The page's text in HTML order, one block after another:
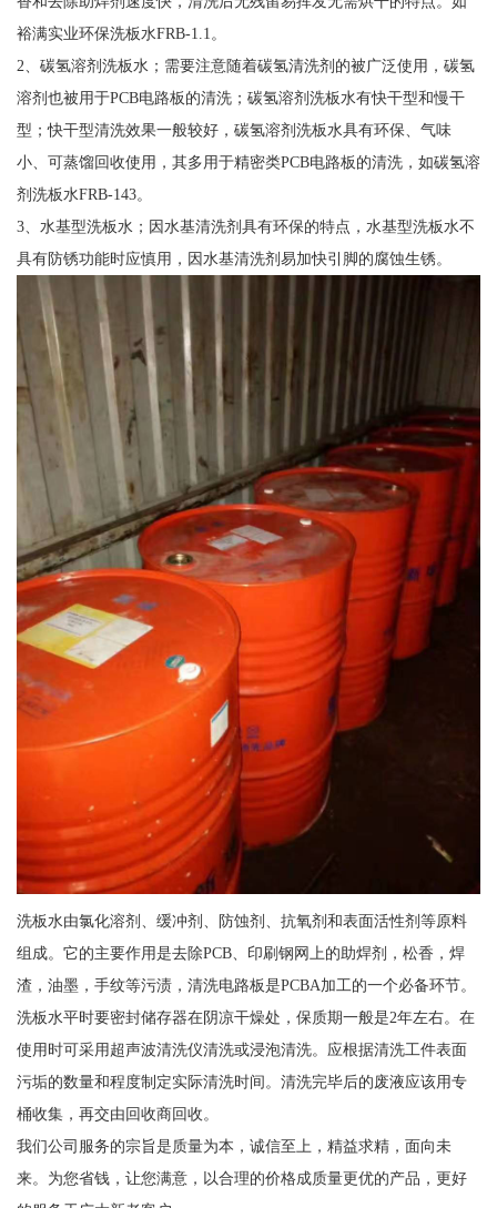
裕满实业环保洗板水FRB-1.1。
2、碳氢溶剂洗板水；需要注意随着碳氢清洗剂的被广泛使用，碳氢
溶剂也被用于PCB电路板的清洗；碳氢溶剂洗板水有快干型和慢干
型；快干型清洗效果一般较好，碳氢溶剂洗板水具有环保、气味
小、可蒸馏回收使用，其多用于精密类PCB电路板的清洗，如碳氢溶
剂洗板水FRB-143。
3、水基型洗板水；因水基清洗剂具有环保的特点，水基型洗板水不
具有防锈功能时应慎用，因水基清洗剂易加快引脚的腐蚀生锈。
洗板水由氯化溶剂、缓冲剂、防蚀剂、抗氧剂和表面活性剂等原料
组成。它的主要作用是去除PCB、印刷钢网上的助焊剂，松香，焊
渣，油墨，手纹等污渍，清洗电路板是PCBA加工的一个必备环节。
洗板水平时要密封储存器在阴凉干燥处，保质期一般是2年左右。在
使用时可采用超声波清洗仪清洗或浸泡清洗。应根据清洗工件表面
污垢的数量和程度制定实际清洗时间。清洗完毕后的废液应该用专
桶收集，再交由回收商回收。
我们公司服务的宗旨是质量为本，诚信至上，精益求精，面向未
来。为您省钱，让您满意，以合理的价格成质量更优的产品，更好